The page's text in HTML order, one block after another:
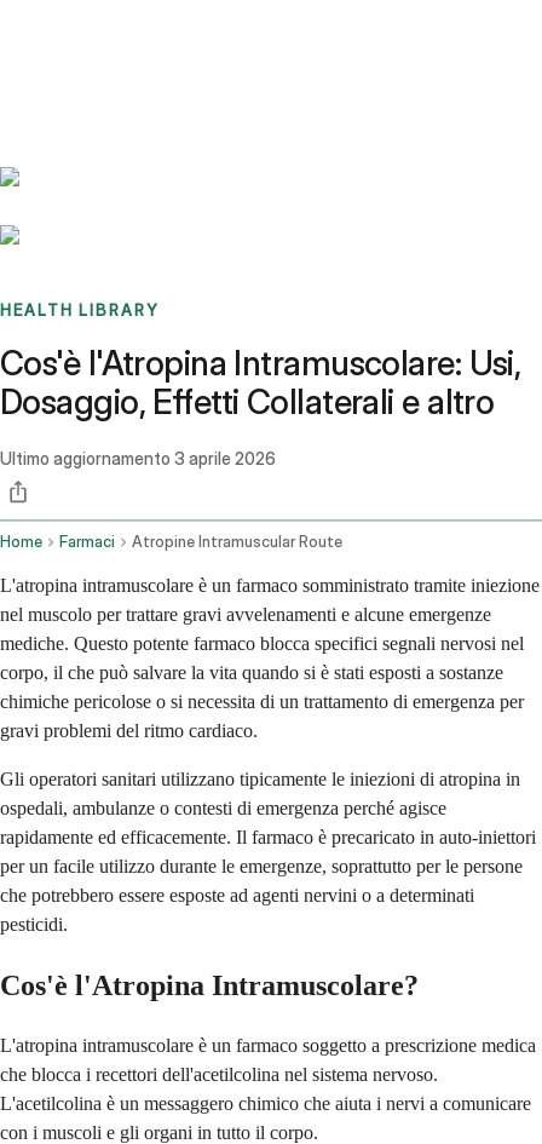
HEALTH LIBRARY
Cos'è l'Atropina Intramuscolare: Usi,
Dosaggio, Effetti Collaterali e altro
Ultimo aggiornamento 3 aprile 2026
Home Farmaci Atropine Intramuscular Route
L'atropina intramuscolare è un farmaco somministrato tramite iniezione
nel muscolo per trattare gravi avvelenamenti e alcune emergenze
mediche. Questo potente farmaco blocca specifici segnali nervosi nel
corpo, il che può salvare la vita quando si è stati esposti a sostanze
chimiche pericolose o si necessita di un trattamento di emergenza per
gravi problemi del ritmo cardiaco.
Gli operatori sanitari utilizzano tipicamente le iniezioni di atropina in
ospedali, ambulanze o contesti di emergenza perché agisce
rapidamente ed efficacemente. Il farmaco è precaricato in auto-iniettori
per un facile utilizzo durante le emergenze, soprattutto per le persone
che potrebbero essere esposte ad agenti nervini o a determinati
pesticidi.
Cos'è l'Atropina Intramuscolare?
L'atropina intramuscolare è un farmaco soggetto a prescrizione medica
che blocca i recettori dell'acetilcolina nel sistema nervoso.
L'acetilcolina è un messaggero chimico che aiuta i nervi a comunicare
con i muscoli e gli organi in tutto il corpo.